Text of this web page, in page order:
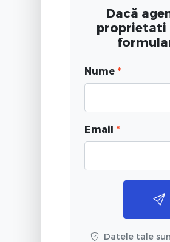
Dacă
proprietati
Nume *
Email *
Datele tale